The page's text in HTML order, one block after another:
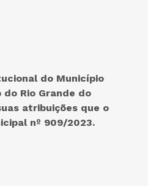
do Município
Rio Grande do
atribuições que o
nº 909/2023.